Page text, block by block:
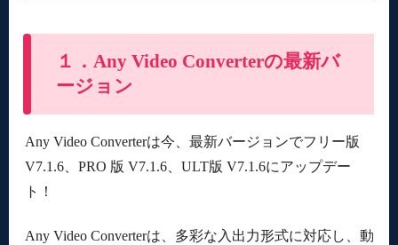
6.3 Any Video Converterの代替ソフトその３：
VideoProc Converter
6.4 Any Video Converterの代替ソフトその４：
１．Any Video Converterの最新バ
ージョン
Any Video Converterは今、最新バージョンでフリー版
V7.1.6、PRO 版 V7.1.6、ULT版 V7.1.6にアップデー
ト！
Any Video Converterは、多彩な入出力形式に対応し、動